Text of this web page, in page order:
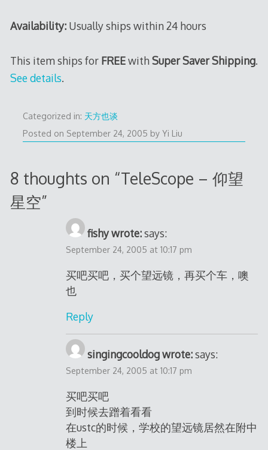
Availability:Usually ships within 24 hours
This item ships for FREEwithSuper Saver Shipping.
See details.
Categorized in: 天方也谈
Posted on September 24, 2005 by Yi Liu
8 thoughts on “TeleScope – 仰望
星空”
fishy wrote: says:
September 24, 2005 at 10:17 pm
买吧买吧，买个望远镜，再买个车，噢
也
Reply
singingcooldog wrote: says:
September 24, 2005 at 10:17 pm
买吧买吧
到时候去蹭着看看
在ustc的时候，学校的望远镜居然在附中
楼上